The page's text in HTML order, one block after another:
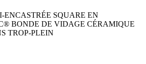
ENCASTRÉE SQUARE EN
BONDE DE VIDAGE CÉRAMIQUE
TROP-PLEIN